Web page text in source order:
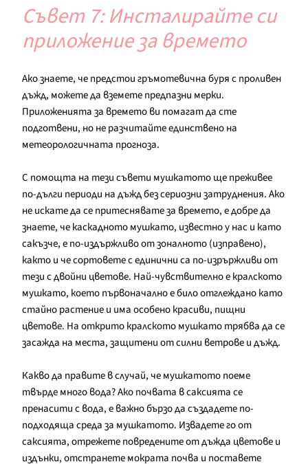
Съвет 7: Инсталирайте си
приложение за времето
Ако знаете, че предстои гръмотевична буря с проливен
дъжд, можете да вземете предпазни мерки.
Приложенията за времето ви помагат да сте
подготвени, но не разчитайте единствено на
метеорологичната прогноза.
С помощта на тези съвети мушкатото ще преживее
по-дълги периоди на дъжд без сериозни затруднения. Ако
не искате да се притеснявате за времето, е добре да
знаете, че каскадното мушкато, известно у нас и като
сакъзче, е по-издържливо от зоналното (изправено),
както и че сортовете с единични са по-изрържливи от
тези с двойни цветове. Най-чувствително е кралското
мушкато, което първоначално е било отглеждано като
стайно растение и има особено красиви, пищни
цветове. На открито кралското мушкато трябва да се
засажда на места, защитени от силни ветрове и дъжд.
Какво да правите в случай, че мушкатото поеме
твърде много вода? Ако почвата в саксията се
пренасити с вода, е важно бързо да създадете по-
подходяща среда за мушкатото. Извадете го от
саксията, отрежете повредените от дъжда цветове и
издънки, отстранете мократа почва и поставете